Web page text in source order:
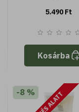
- zöld kávé
keverékével
5.490 Ft
Kosárba
-8 %